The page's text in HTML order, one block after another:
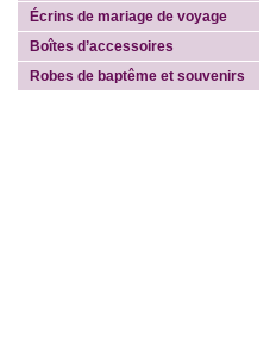
Écrins de mariage de voyage
Boîtes d’accessoires
Robes de baptême et souvenirs